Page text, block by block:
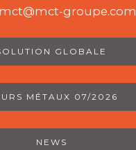
mct@mct-groupe.com
GLOBALE
MÉTAUX 07/2026
NEWS